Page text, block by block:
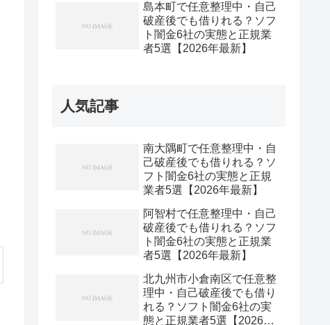
島本町で任意整理中・自己
破産後でも借りれる？ソフ
ト闇金6社の実態と正規業
者5選【2026年最新】
人気記事
南大隅町で任意整理中・自
己破産後でも借りれる？ソ
フト闇金6社の実態と正規
業者5選【2026年最新】
阿智村で任意整理中・自己
破産後でも借りれる？ソフ
ト闇金6社の実態と正規業
者5選【2026年最新】
北九州市小倉南区で任意整
理中・自己破産後でも借り
れる？ソフト闇金6社の実
態と正規業者5選【2026年